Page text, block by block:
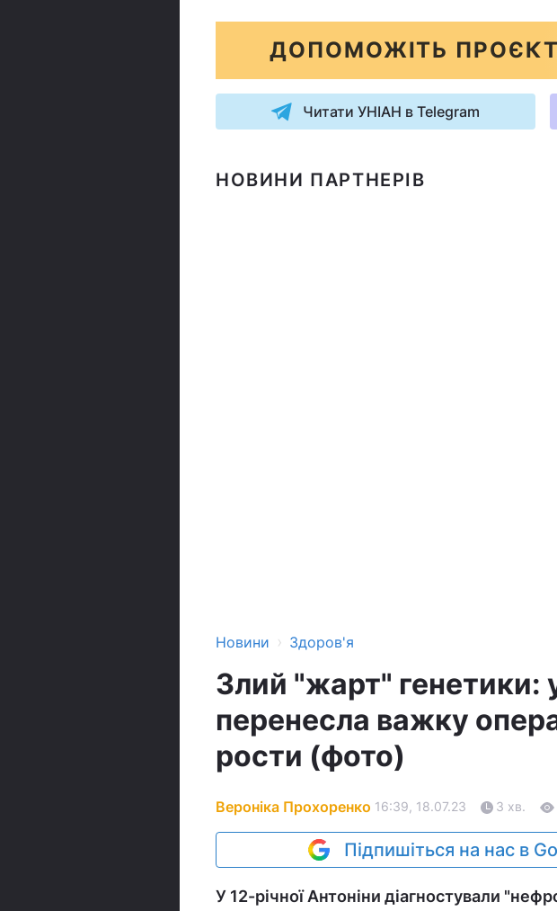
ДОПОМОЖІТЬ
Читати УНІАН в Telegram
НОВИНИ ПАРТНЕРІВ
Новини › Здоров'я
Злий "жарт" генетики:
перенесла важку
рости (фото)
Вероніка Прохоренко 16:39, 18.07.23 3 хв.
Підпишіться на нас в
У 12-річної Антоніни діагностували